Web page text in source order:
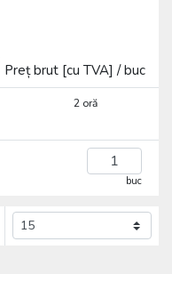
Preț brut [cu TVA] / buc
2 oră
buc